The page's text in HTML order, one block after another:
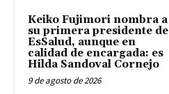
Keiko Fujimori nombra a
su primera presidente de
EsSalud, aunque en
calidad de encargada: es
Hilda Sandoval Cornejo
9 de agosto de 2026